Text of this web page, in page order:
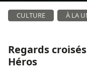
CULTURE À LA
Regards
Héros